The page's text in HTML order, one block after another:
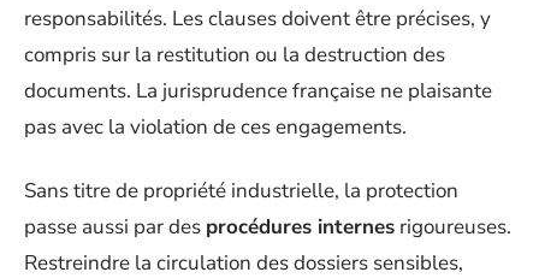
responsabilités. Les clauses doivent être précises, y
compris sur la restitution ou la destruction des
documents. La jurisprudence française ne plaisante
pas avec la violation de ces engagements.
Sans titre de propriété industrielle, la protection
passe aussi par des procédures internes rigoureuses.
Restreindre la circulation des dossiers sensibles,